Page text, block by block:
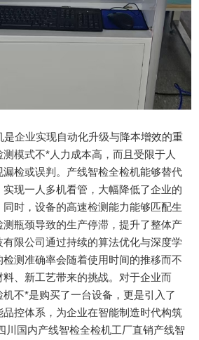
企业实现自动化升级与降本增效的重
模式不*人力成本高，而且受限于人
检或误判。产线智检全检机能够替代
现一人多机看管，大幅降低了企业的
同时，设备的高速检测能力能够匹配生
瓶颈导致的生产停滞，提升了整体产
限公司通过持续的算法优化与深度学
测准确率会随着使用时间的推移而不
、新工艺带来的挑战。对于企业而
不*是购买了一台设备，更是引入了
控体系，为企业在智能制造时代构筑
川国内产线智检全检机工厂直销产线智